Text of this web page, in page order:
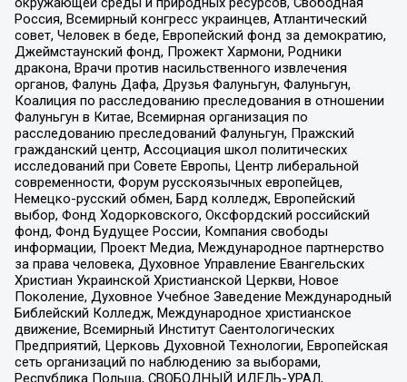
Россия, Всемирный конгресс украинцев, Атлантический
совет, Человек в беде, Европейский фонд за демократию,
Джеймстаунский фонд, Прожект Хармони, Родники
дракона, Врачи против насильственного извлечения
органов, Фалунь Дафа, Друзья Фалуньгун, Фалуньгун,
Коалиция по расследованию преследования в отношении
Фалуньгун в Китае, Всемирная организация по
расследованию преследований Фалуньгун, Пражский
гражданский центр, Ассоциация школ политических
исследований при Совете Европы, Центр либеральной
современности, Форум русскоязычных европейцев,
Немецко-русский обмен, Бард колледж, Европейский
выбор, Фонд Ходорковского, Оксфордский российский
фонд, Фонд Будущее России, Компания свободы
информации, Проект Медиа, Международное партнерство
за права человека, Духовное Управление Евангельских
Христиан Украинской Христианской Церкви, Новое
Поколение, Духовное Учебное Заведение Международный
Библейский Колледж, Международное христианское
движение, Всемирный Институт Саентологических
Предприятий, Церковь Духовной Технологии, Европейская
сеть организаций по наблюдению за выборами,
Республика Польша, СВОБОДНЫЙ ИДЕЛЬ-УРАЛ,